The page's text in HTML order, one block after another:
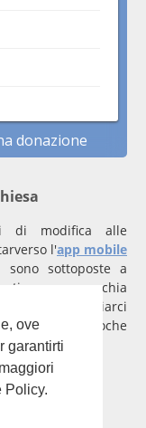
ove
garantirti
Policy.
di modifica alle
l'app mobile
sono sottoposte a
una parrocchia
per inviarci
gestite entro poche